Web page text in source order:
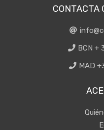
CONTACTA
BCN +
MAD